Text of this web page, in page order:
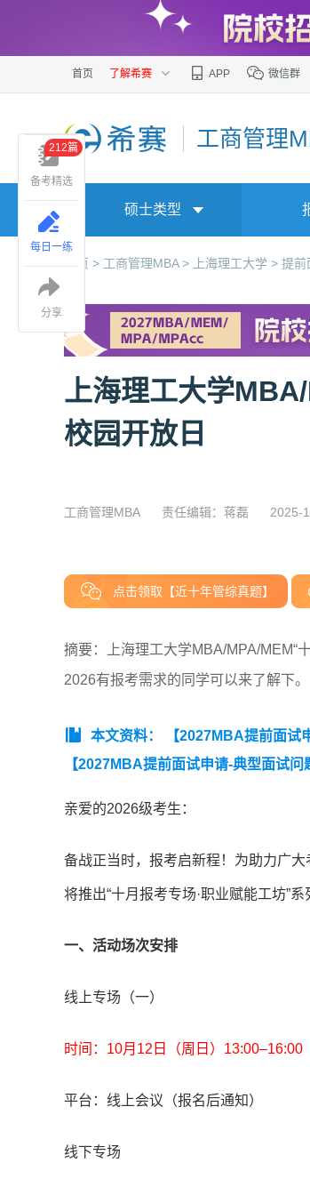
首页 了解希赛 APP 微信群
工商管理
硕士类型
首页 > 工商管理MBA > 上海理工大学 > 提前
上海理工大学
校园开放日
工商管理MBA 责任编辑：蒋磊 2025-
点击领取【近十年管综真题】
摘要：上海理工大学MBA/MPA/MEM“
2026有报考需求的同学可以来了解下。
本文资料： 【2027MBA提前面试
【2027MBA提前面试申请-典型面试问
亲爱的2026级考生：
备战正当时，报考启新程！为助力广
将推出“十月报考专场·职业赋能工坊”
一、活动场次安排
线上专场（一）
时间：10月12日（周日）13:00–16:00
平台：线上会议（报名后通知）
线下专场
备考精选
212篇
每日一练
分享